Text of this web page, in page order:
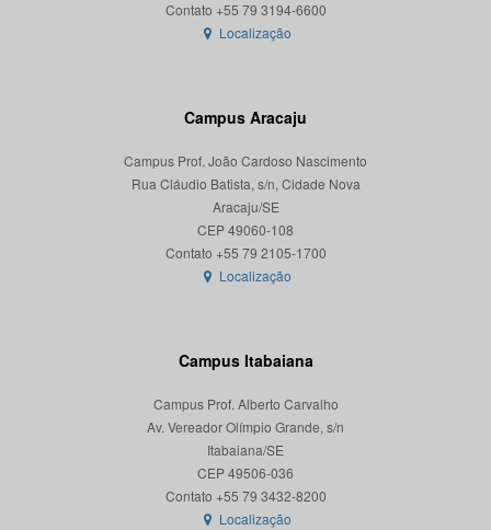
Localização
Campus Aracaju
Campus Prof. João Cardoso Nascimento
Rua Cláudio Batista, s/n, Cidade Nova
Aracaju/SE
CEP 49060-108
Localização
Campus Itabaiana
Campus Prof. Alberto Carvalho
Av. Vereador Olímpio Grande, s/n
Itabaiana/SE
CEP 49506-036
Localização